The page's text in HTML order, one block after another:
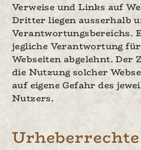
Verweise und Links auf
Dritter liegen ausserhalb
Verantwortungsbereichs.
jegliche Verantwortung
Webseiten abgelehnt. Der
die Nutzung solcher
auf eigene Gefahr des
Nutzers.
Urheberrechte